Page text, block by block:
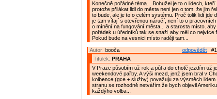
Konečně pořádné téma... Bohužel je to o lidech,
protože přilákat lidi do města není jen o tom, že jim
to bude, ale je to o celém systému. Proč tolik lidí jde
je tam vítají s otevřenou náručí, není to o
o mínění na fungování města... a starosta místo,
pořádek u úředníků tak se snaží aby měl co nejvíce
Pokud bude na vesnici místo raději tam...
odpovědět |
Autor: booča
Titulek: PRAHA
V Praze působím už rok a půl a do chotě jezdím už
weekendové pařby. A výši mezd, jenž jsem bral v
kolbence (gce + služby) považuju za výsměch
stranu se rozhodně netvářím že bych objevil
každýho volba...